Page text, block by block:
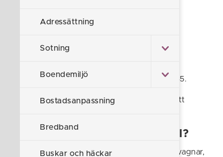
Adressättning
Sotning
Boendemiljö
Bostadsanpassning
Bredband
Buskar och häckar
Du som inte har egen soptunna får separat
2026 hämtar vi grovavfall vecka 5 14 21 34 45.
Sommarabonnemang har enbart möjlighet att
Vad får lämnas som grovavfall?
Till exempel: möbler, emballage, cyklar, barnvagnar,